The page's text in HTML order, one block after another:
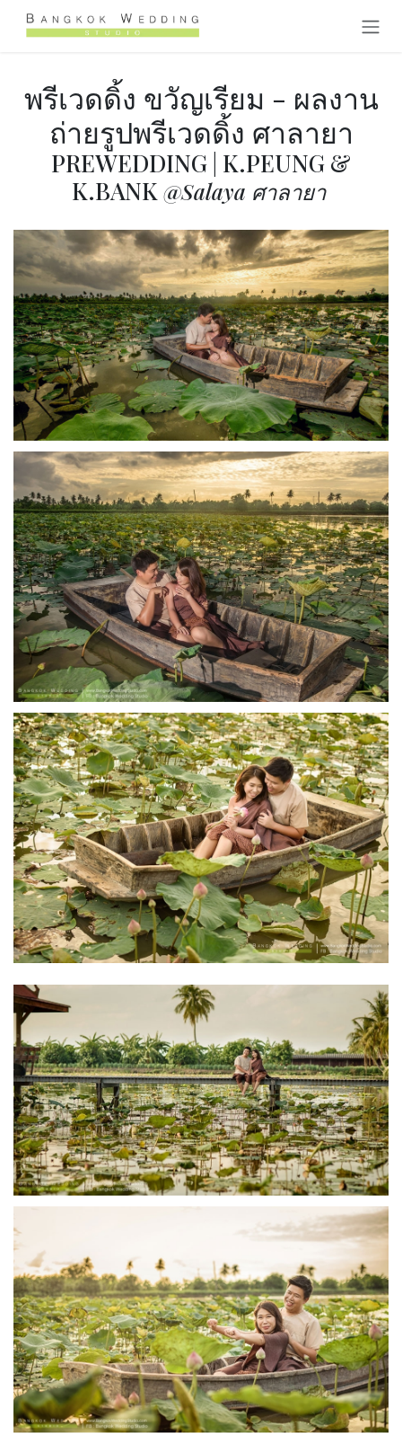
Skip to Content
พรีเวดดิ้ง ขวัญเรียม - ผลงาน
ถ่ายรูปพรีเวดดิ้ง ศาลายา
PREWEDDING | K.PEUNG &
K.BANK @Salaya ศาลายา